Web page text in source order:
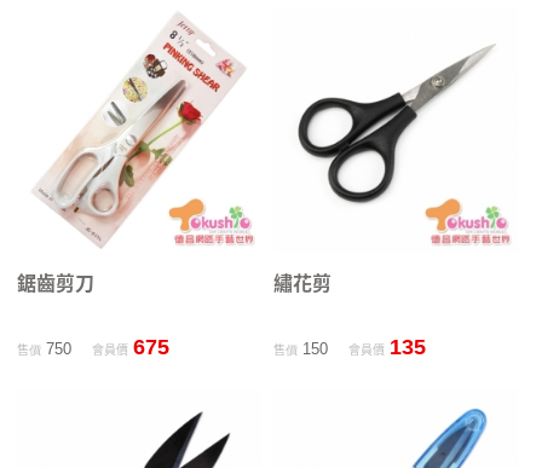
鋸齒剪刀
售價750 會員價 675
繡花剪
售價 150 會員價 135